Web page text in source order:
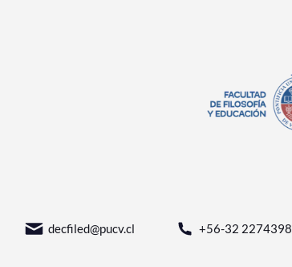
decfiled@pucv.cl +56-32 2274398